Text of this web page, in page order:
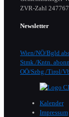
​ZVR-Zahl
Newsletter
Wien/NÖ/Bgld
Stmk./Kntn.
OÖ/Szbg./Tirol/
Kalender
Impressum